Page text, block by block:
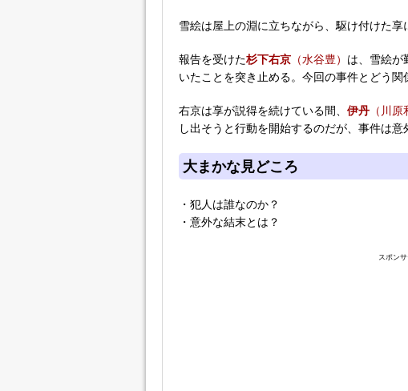
雪絵は屋上の淵に立ちながら、駆け付けた享
報告を受けた杉下右京 （水谷豊） は、雪絵
いたことを突き止める。今回の事件とどう関
右京は享が説得を続けている間、 伊丹 （川原
し出そうと行動を開始するのだが、事件は意
大まかな見どころ
・犯人は誰なのか？
・意外な結末とは？
スポン